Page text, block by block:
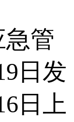
管
日发
日上